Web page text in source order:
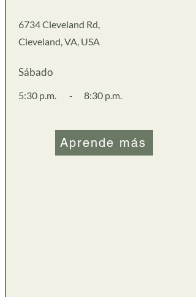
6734 Cleveland Rd,
Cleveland, VA, USA
Sábado
5:30 p.m. - 8:30 p.m.
Aprende más